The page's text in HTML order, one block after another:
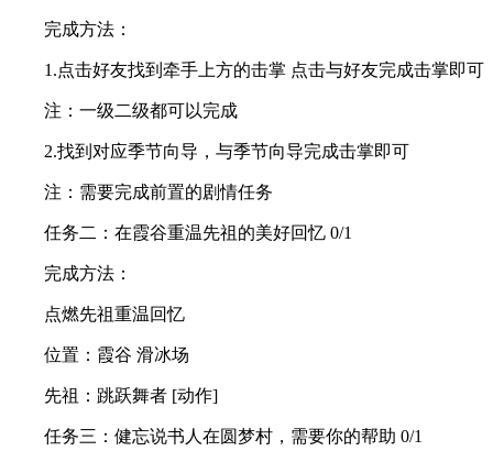
完成方法：
1.点击好友找到牵手上方的击掌 点击与好友完成击掌即可
注：一级二级都可以完成
2.找到对应季节向导，与季节向导完成击掌即可
注：需要完成前置的剧情任务
任务二：在霞谷重温先祖的美好回忆 0/1
完成方法：
点燃先祖重温回忆
位置：霞谷 滑冰场
先祖：跳跃舞者 [动作]
任务三：健忘说书人在圆梦村，需要你的帮助 0/1